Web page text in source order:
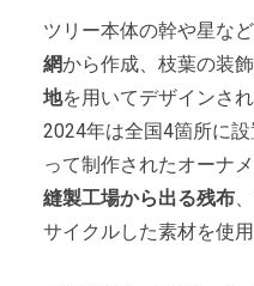
ツリー本体の幹や星な
網から作成、枝葉の装
地を用いてデザインされ
2024年は全国4箇所に
って制作されたオーナ
縫製工場から出る残布、
サイクルした素材を使用